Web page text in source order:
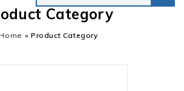
Category
Home » Product Category